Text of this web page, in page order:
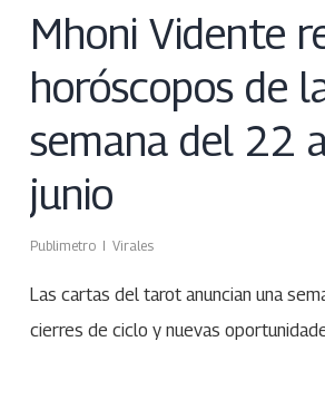
Mhoni Vidente
horóscopos de
semana del 22
junio
Publimetro Virales
Las cartas del tarot anuncian una
cierres de ciclo y nuevas